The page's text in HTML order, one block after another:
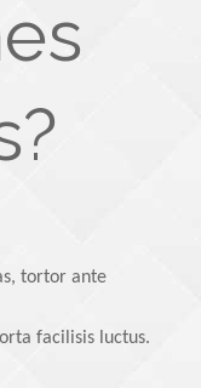
tortor ante
facilisis luctus.